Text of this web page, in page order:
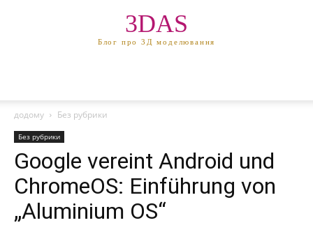
3DAS
Блог про 3Д моделювання
додому Без рубрики
Без рубрики
Google vereint Android und
ChromeOS: Einführung von
„Aluminium OS“